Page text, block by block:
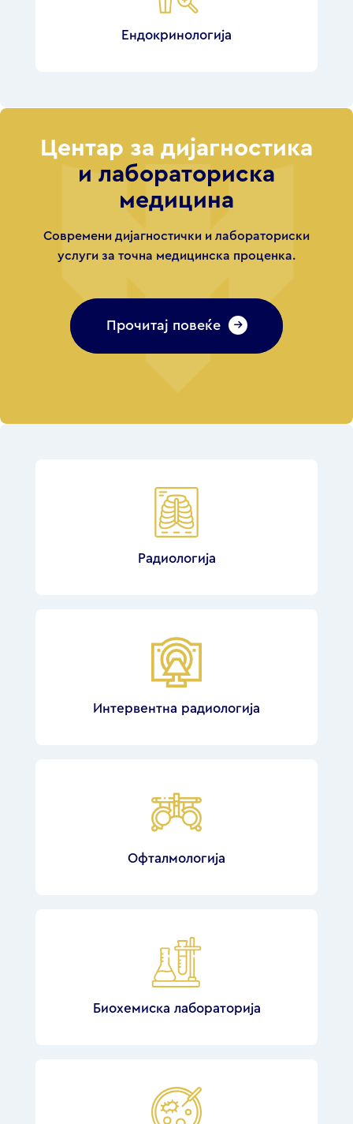
Ендокринологија
Центар за дијагностика
и лабораториска
медицина
Современи дијагностички и лабораториски
услуги за точна медицинска проценка.
Прочитај повеќе
Радиологија
Интервентна радиологија
Офталмологија
Биохемиска лабораторија